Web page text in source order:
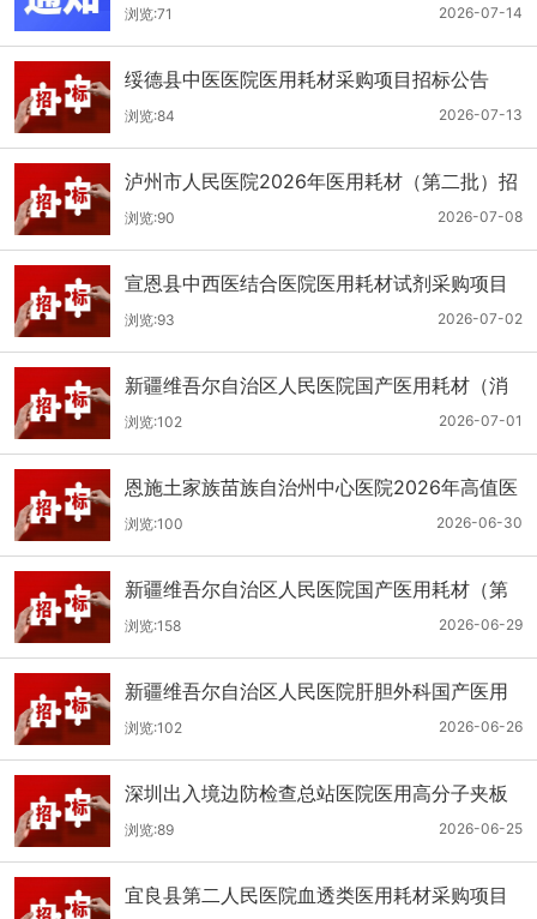
通知
2026-07-14
浏览:71
绥德县中医医院医用耗材采购项目招标公告
2026-07-13
浏览:84
泸州市人民医院2026年医用耗材（第二批）招
标公告
2026-07-08
浏览:90
宣恩县中西医结合医院医用耗材试剂采购项目
（消毒、普通耗材）公开招标公告
2026-07-02
浏览:93
新疆维吾尔自治区人民医院国产医用耗材（消
化科氢气检测产品耗材）采购项目单一来源公
示
2026-07-01
浏览:102
恩施土家族苗族自治州中心医院2026年高值医
用耗材（国产）采购项目第二次公开招标公告
2026-06-30
浏览:100
新疆维吾尔自治区人民医院国产医用耗材（第
二十三批）采购项目公开招标公告
2026-06-29
浏览:158
新疆维吾尔自治区人民医院肝胆外科国产医用
耗材采购项目公开招标公告
2026-06-26
浏览:102
深圳出入境边防检查总站医院医用高分子夹板
医用耗材采购项目更正公告
2026-06-25
浏览:89
宜良县第二人民医院血透类医用耗材采购项目